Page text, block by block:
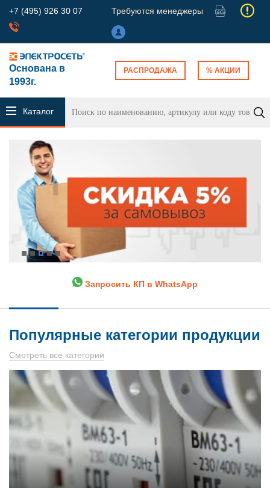
+7 (495) 926 30 07 Требуются менеджеры
Основана в
1993г.
РАСПРОДАЖА % АКЦИИ
Каталог
продукции
Запросить КП в WhatsApp
Популярные категории продукции
Смотреть все категории